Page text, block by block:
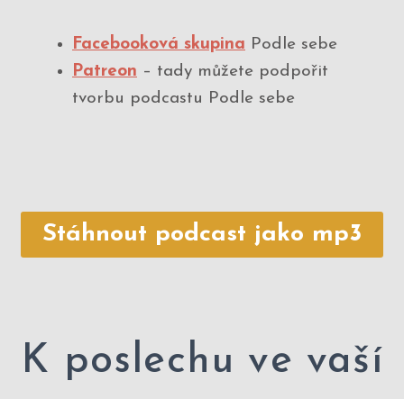
Facebooková skupina Podle sebe
Patreon – tady můžete podpořit
tvorbu podcastu Podle sebe
Stáhnout podcast jako mp3
K poslechu ve vaší